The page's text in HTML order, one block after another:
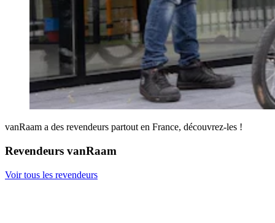
vanRaam a des revendeurs partout en France, découvrez-les !
Revendeurs vanRaam
Voir tous les revendeurs